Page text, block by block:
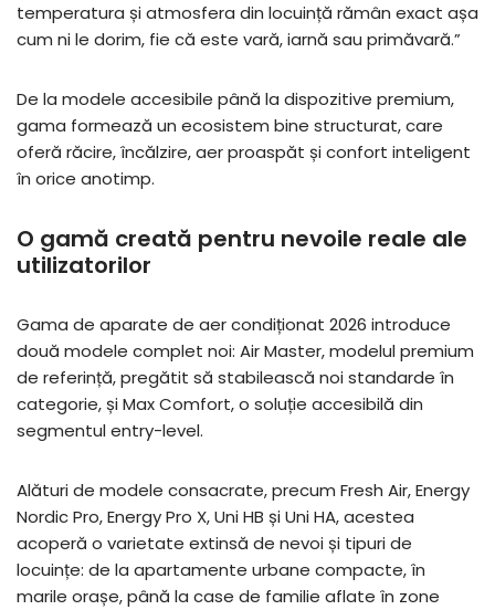
temperatura și atmosfera din locuință rămân exact așa
cum ni le dorim, fie că este vară, iarnă sau primăvară.”
De la modele accesibile până la dispozitive premium,
gama formează un ecosistem bine structurat, care
oferă răcire, încălzire, aer proaspăt și confort inteligent
în orice anotimp.
O gamă creată pentru nevoile reale ale
utilizatorilor
Gama de aparate de aer condiționat 2026 introduce
două modele complet noi: Air Master, modelul premium
de referință, pregătit să stabilească noi standarde în
categorie, și Max Comfort, o soluție accesibilă din
segmentul entry-level.
Alături de modele consacrate, precum Fresh Air, Energy
Nordic Pro, Energy Pro X, Uni HB și Uni HA, acestea
acoperă o varietate extinsă de nevoi și tipuri de
locuințe: de la apartamente urbane compacte, în
marile orașe, până la case de familie aflate în zone